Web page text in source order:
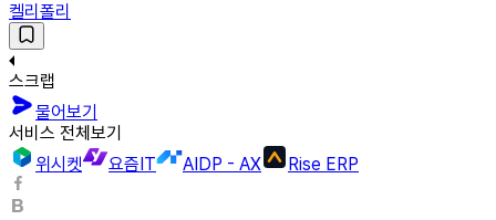
켈리폴리
스크랩
물어보기
서비스 전체보기
위시켓
요즘IT AIDP - AX Rise ERP